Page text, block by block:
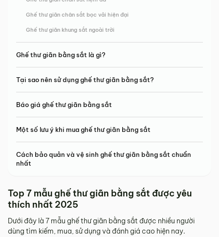
Ghế thư giãn chân sắt bọc vải hiện đại
Ghế thư giãn khung sắt ngoài trời
Ghế thư giãn bằng sắt là gì?
Tại sao nên sử dụng ghế thư giãn bằng sắt?
Báo giá ghế thư giãn bằng sắt
Một số lưu ý khi mua ghế thư giãn bằng sắt
Cách bảo quản và vệ sinh ghế thư giãn bằng sắt chuẩn
nhất
Top 7 mẫu ghế thư giãn bằng sắt được yêu
thích nhất 2025
Dưới đây là 7 mẫu ghế thư giãn bằng sắt được nhiều người
dùng tìm kiếm, mua, sử dụng và đánh giá cao hiện nay.